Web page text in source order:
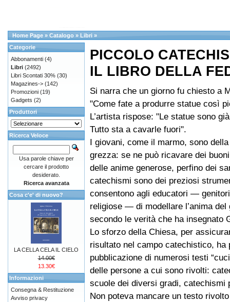
Home Page » Catalogo » Libri »
PICCOLO
IL LIBRO DELLA
Si narra che un giorno fu chiesto a
"Come fate a produrre statue così
L’artista rispose: "Le statue sono
Tutto sta a cavarle fuori".
I giovani, come il marmo, sono
grezza: se ne può ricavare dei
delle anime generose, perfino dei
catechismi sono dei preziosi
consentono agli educatori —
religiose — di modellare l’anima del
secondo le verità che ha insegnato
Lo sforzo della Chiesa, per
risultato nel campo catechistico, ha
pubblicazione di numerosi testi
delle persone a cui sono rivolti:
scuole dei diversi gradi,
Non poteva mancare un testo
Categorie
Abbonamenti (4)
Libri (2492)
Libri Scontati 30% (30)
Magazines-> (142)
Promozioni (19)
Gadgets (2)
Produttori
Ricerca Veloce
Usa parole chiave per
cercare il prodotto
desiderato.
Ricerca avanzata
Cosa c'e' di nuovo?
LA CELLA CELA IL CIELO
14.00€
13.30€
Informazioni
Consegna & Restituzione
Avviso privacy